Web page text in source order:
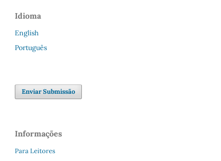
Idioma
English
Português
Enviar Submissão
Informações
Para Leitores